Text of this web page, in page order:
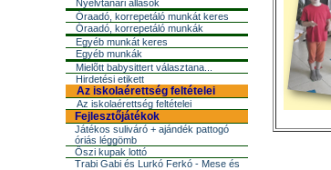
Nyelvtanári állások
Óraadó, korrepetáló munkát keres
Óraadó, korrepetáló munkák
Egyéb munkát keres
Egyéb munkák
Mielõtt babysittert választana...
Hirdetési etikett
Az iskolaérettség feltételei
Az iskolaérettség feltételei
Fejlesztőjátékok
Játékos suliváró + ajándék pattogó
óriás léggömb
Őszi kupak lottó
Trabi Gabi és Lurkó Ferkó - Mese és